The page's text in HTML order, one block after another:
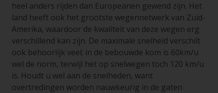
heel anders rijden dan Europeanen gewend zijn. Het
land heeft ook het grootste wegennetwerk van Zuid-
Amerika, waardoor de kwaliteit van deze wegen erg
verschillend kan zijn. De maximale snelheid verschilt
ook behoorlijk veel; in de bebouwde kom is 60km/u
wel de norm, terwijl het op snelwegen toch 120 km/u
is. Houdt u wel aan de snelheden, want
overtredingen worden nauwkeurig in de gaten